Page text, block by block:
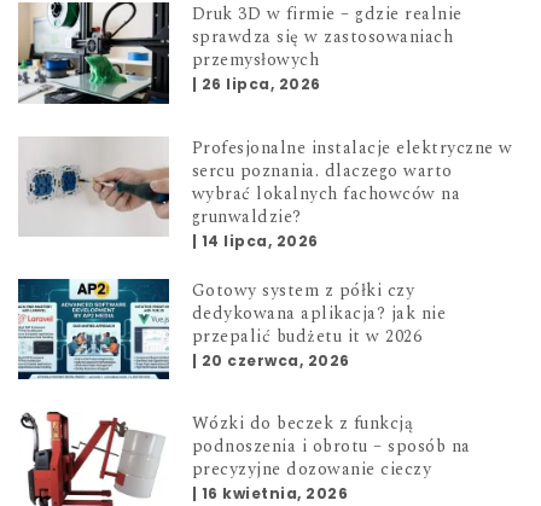
Druk 3D w firmie – gdzie realnie
sprawdza się w zastosowaniach
przemysłowych
| 26 lipca, 2026
Profesjonalne instalacje elektryczne w
sercu poznania. dlaczego warto
wybrać lokalnych fachowców na
grunwaldzie?
| 14 lipca, 2026
Gotowy system z półki czy
dedykowana aplikacja? jak nie
przepalić budżetu it w 2026
| 20 czerwca, 2026
Wózki do beczek z funkcją
podnoszenia i obrotu – sposób na
precyzyjne dozowanie cieczy
| 16 kwietnia, 2026